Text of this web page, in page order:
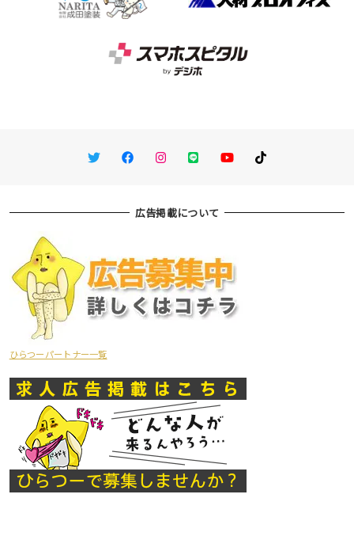
TwitterFacebookInstagram
LINE You TubeTikTok
広告掲載について
ひらつーパートナー一覧